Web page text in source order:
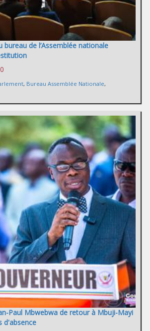
bureau de l’Assemblée nationale
, Bureau Assemblée Nationale,
Paul Mbwebwa de retour à Mbuji-Mayi
d'absence